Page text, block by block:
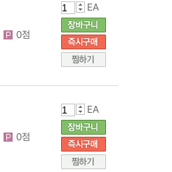
0점
EA
0점
EA